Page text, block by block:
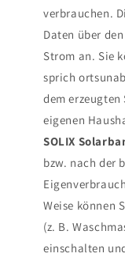
verbrauchen.
Daten über
Strom an. Sie
sprich
dem
eigenen
SOLIX
bzw. nach der
Weise können
(z. B.
einschalten